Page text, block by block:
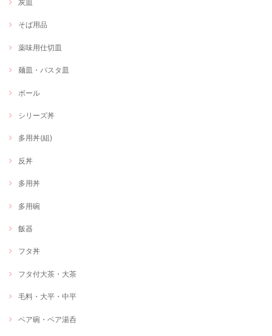
灰皿
そば用品
薬味用仕切皿
麺皿・パスタ皿
ボール
シリーズ丼
多用丼(組)
反丼
多用丼
多用碗
飯器
フタ丼
フタ付大茶・大茶
毛料・大平・中平
ペア碗・ペア湯呑